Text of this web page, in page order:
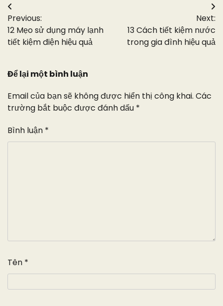
Điều
hướng
bài
Previous:
12 Mẹo sử dụng máy lạnh
tiết kiệm điện hiệu quả
Next:
13 Cách tiết kiệm nước
trong gia đình hiệu quả
Để lại một bình luận
Email của bạn sẽ không được hiển thị công khai. Các
trường bắt buộc được đánh dấu *
Bình luận *
Tên *